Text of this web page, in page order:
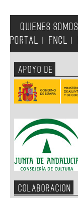
QUIENES SOMOS
PORTAL
FNCL
APOYO DE
COLABORACION